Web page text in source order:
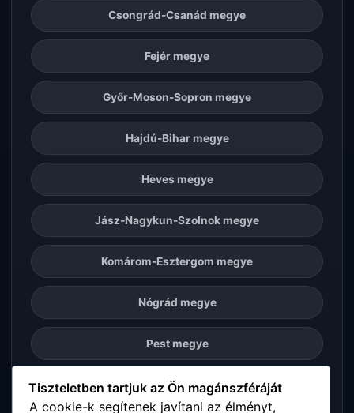
Csongrád-Csanád megye
Fejér megye
Győr-Moson-Sopron megye
Hajdú-Bihar megye
Heves megye
Jász-Nagykun-Szolnok megye
Komárom-Esztergom megye
Nógrád megye
Pest megye
Somogy megye
Tiszteletben tartjuk az Ön magánszféráját
A cookie-k segítenek javítani az élményt,